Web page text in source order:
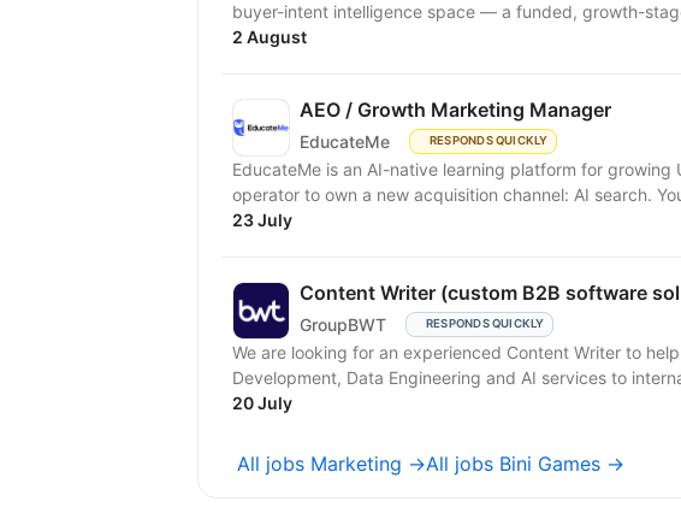
buyer-intent intelligence space — a funded, growth-
2 August
AEO / Growth Marketing Manager
EducateMe RESPONDS QUICKLY
EducateMe is an AI-native learning platform for growing
operator to own a new
23 July
Content Writer (custom B2B software
GroupBWT RESPONDS QUICKLY
We are looking for an experienced Content Writer to
Development, Data Engineering and AI services to
20 July
All jobs Marketing →All jobs Bini Games →